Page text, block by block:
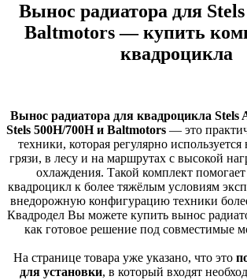
Вынос радиатора для
Baltmotors — купить
квадроцикла
Вынос радиатора для квадроцикла Stels
Stels 500H/700H и Baltmotors — это
техники, которая регулярно используется
грязи, в лесу и на маршрутах с высокой
охлаждения. Такой комплект
квадроцикл к более тяжёлым условиям
внедорожную конфигурацию техники
Квадродел Вы можете купить вынос
как готовое решение под совместимые
На странице товара уже указано, что это
для установки, в который входят